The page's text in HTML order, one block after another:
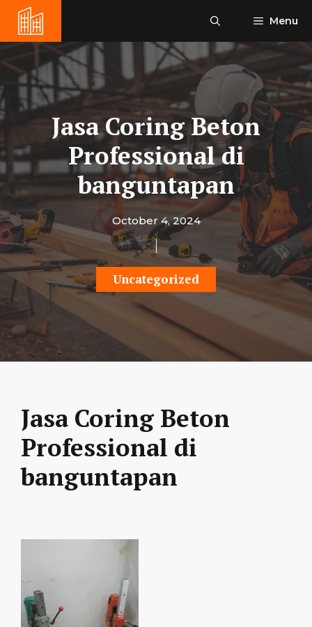
content
Menu
Jasa Coring Beton
Professional di
banguntapan
October 4, 2024
Uncategorized
Jasa Coring Beton
Professional di
banguntapan